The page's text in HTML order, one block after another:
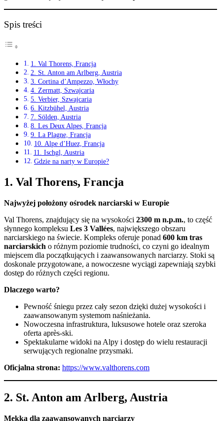
Spis treści
1. Val Thorens, Francja
2. St. Anton am Arlberg, Austria
3. Cortina d’Ampezzo, Włochy
4. Zermatt, Szwajcaria
5. Verbier, Szwajcaria
6. Kitzbühel, Austria
7. Sölden, Austria
8. Les Deux Alpes, Francja
9. La Plagne, Francja
10. Alpe d’Huez, Francja
11. Ischgl, Austria
Gdzie na narty w Europie?
1. Val Thorens, Francja
Najwyżej położony ośrodek narciarski w Europie
Val Thorens, znajdujący się na wysokości 2300 m n.p.m., to część
słynnego kompleksu Les 3 Vallées, największego obszaru
narciarskiego na świecie. Kompleks oferuje ponad 600 km tras
narciarskich o różnym poziomie trudności, co czyni go idealnym
miejscem dla początkujących i zaawansowanych narciarzy. Stoki są
doskonale przygotowane, a nowoczesne wyciągi zapewniają szybki
dostęp do różnych części regionu.
Dlaczego warto?
Pewność śniegu przez cały sezon dzięki dużej wysokości i
zaawansowanym systemom naśnieżania.
Nowoczesna infrastruktura, luksusowe hotele oraz szeroka
oferta après-ski.
Spektakularne widoki na Alpy i dostęp do wielu restauracji
serwujących regionalne przysmaki.
Oficjalna strona: https://www.valthorens.com
2. St. Anton am Arlberg, Austria
Mekka dla zaawansowanych narciarzy